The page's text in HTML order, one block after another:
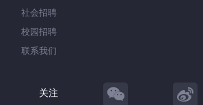
社会招聘
校园招聘
联系我们
关注